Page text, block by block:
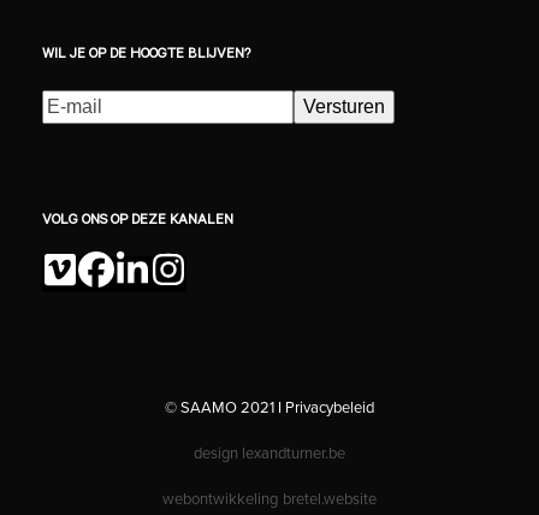
WIL JE OP DE HOOGTE BLIJVEN?
E-
mailadres(Vereist)
Versturen
VOLG ONS OP DEZE KANALEN
Vimeo
Facebook
LinkedIn
Instagram
© SAAMO 2021 I Privacybeleid
design lexandturner.be
webontwikkeling bretel.website